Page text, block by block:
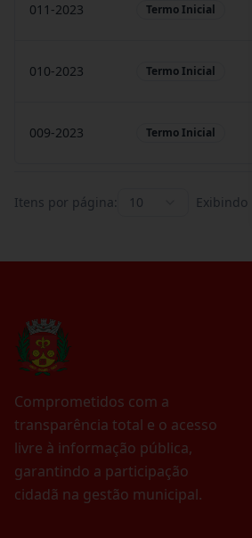
011-2023 Termo Inicial
010-2023 Termo Inicial
009-2023 Termo Inicial
Itens por página: 10 Exibindo
Comprometidos com a
transparência total e o acesso
livre à informação pública,
garantindo a participação
cidadã na gestão municipal.